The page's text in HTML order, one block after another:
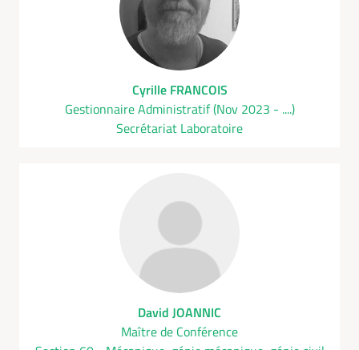
Cyrille FRANCOIS
Gestionnaire Administratif (Nov 2023 - ....)
Secrétariat Laboratoire
David JOANNIC
Maître de Conférence